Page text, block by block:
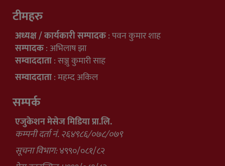
टीमहरु
अध्यक्ष / कार्यकारी सम्पादक: पवन कुमार शाह
सम्पादक: अभिलाष झा
सम्वाददाता: सञ्जु कुमारी साह
सम्वाददाता: महम्द अकिल
सम्पर्क
एजुकेशन मेसेज मिडिया प्रा.लि.
कम्पनी दर्ता नं. २६४९८६/०७८/०७९
सूचना विभाग:४९९०/०८१/८२